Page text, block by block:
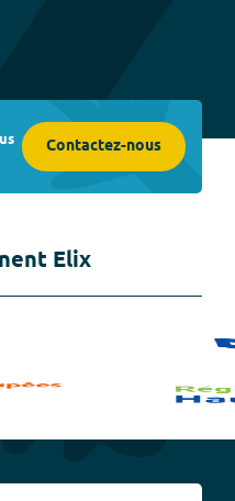
Contactez-nous
Elix